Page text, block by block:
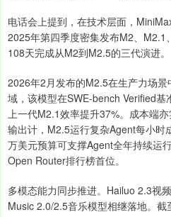
电话会上提到，在技术层面，
2025年第四季度密集发布M2、
108天完成从M2到M2.5的三代演进。
2026年2月发布的M2.5在生产力场
域，该模型在SWE-bench Verified
上一代M2.1效率提升37%。成本端
输出计，M2.5运行复杂Agent每小时
万美元预算可支撑Agent全年持续运
Open Router排行榜首位。
多模态能力同步推进。Hailuo 2.3视
Music 2.0/2.5音乐模型相继落地。